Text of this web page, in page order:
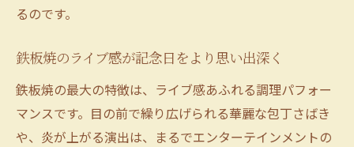
るのです。
鉄板焼のライブ感が記念日をより思い出深く
鉄板焼の最大の特徴は、ライブ感あふれる調理パフォー
マンスです。目の前で繰り広げられる華麗な包丁さばき
や、炎が上がる演出は、まるでエンターテインメントの